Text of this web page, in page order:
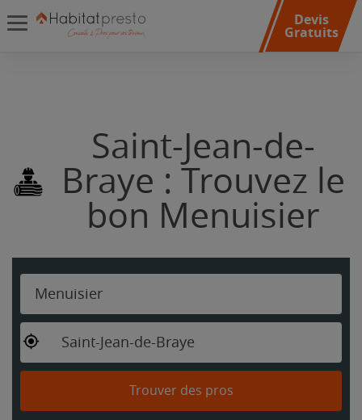
Devis
Gratuits
Saint-Jean-de-
Braye : Trouvez le
bon Menuisier
Menuisier
Saint-Jean-de-Braye
Trouver des pros